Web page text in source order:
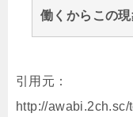
働くからこの
引用元：
http://